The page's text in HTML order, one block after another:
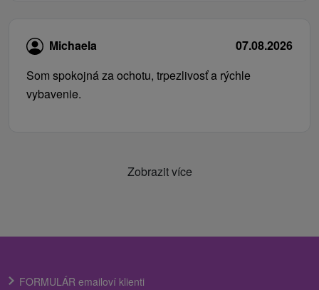
Michaela
07.08.2026
Som spokojná za ochotu, trpezlivosť a rýchle
vybavenie.
Zobrazit více
FORMULÁR emailoví klienti